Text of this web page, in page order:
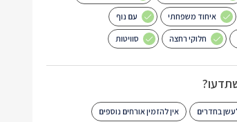
איחוד משפחתי עם נוף
חלוקי רחצה סוויטות
בחדרים אין להזמין אורחים נוספים